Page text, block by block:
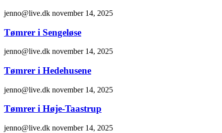
jenno@live.dk november 14, 2025
Tømrer i Sengeløse
jenno@live.dk november 14, 2025
Tømrer i Hedehusene
jenno@live.dk november 14, 2025
Tømrer i Høje-Taastrup
jenno@live.dk november 14, 2025